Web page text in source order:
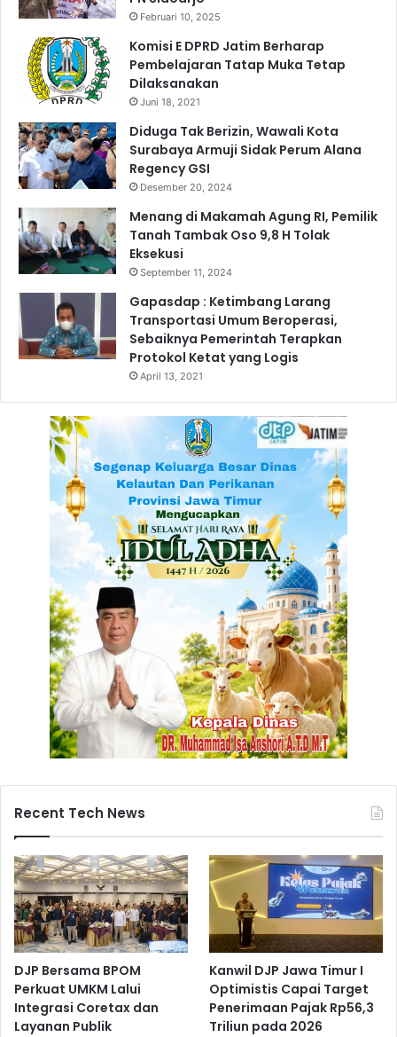
n
Februari 10, 2025
Komisi E DPRD Jatim Berharap
Pembelajaran Tatap Muka Tetap
Dilaksanakan
Juni 18, 2021
Diduga Tak Berizin, Wawali Kota
Surabaya Armuji Sidak Perum Alana
Regency GSI
Desember 20, 2024
Menang di Makamah Agung RI, Pemilik
Tanah Tambak Oso 9,8 H Tolak
Eksekusi
September 11, 2024
Gapasdap : Ketimbang Larang
Transportasi Umum Beroperasi,
Sebaiknya Pemerintah Terapkan
Protokol Ketat yang Logis
April 13, 2021
Recent Tech News
DJP Bersama BPOM
Perkuat UMKM Lalui
Integrasi Coretax dan
Layanan Publik
Kanwil DJP Jawa Timur I
Optimistis Capai Target
Penerimaan Pajak Rp56,3
Triliun pada 2026